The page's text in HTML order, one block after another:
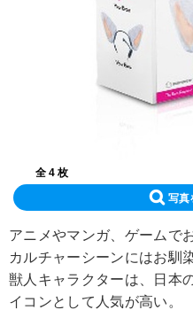
全 4 枚
写真
アニメやマンガ、ゲームで
カルチャーシーンにはお馴
獣人キャラクターは、日本
イコンとして人気が高い。